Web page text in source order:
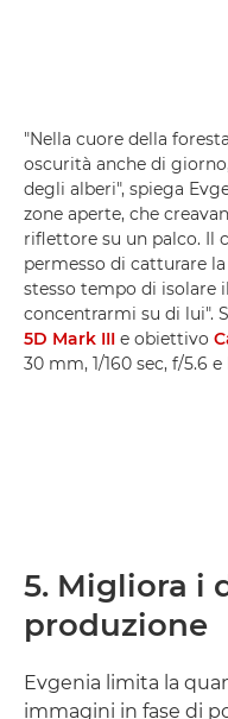
"Nella cuore della
oscurità anche di
degli alberi", spiega
zone aperte, che
riflettore su un palco. Il
permesso di catturare
stesso tempo di isolare
concentrarmi su di lui".
5D Mark III e obiettivo
30 mm, 1/160 sec, f/5.6
5. Migliora i
produzione
Evgenia limita la
immagini in fase di